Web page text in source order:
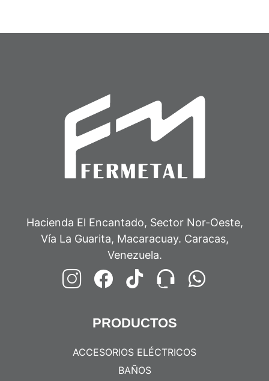
Hacienda El Encantado, Sector Nor-Oeste,
Vía La Guarita, Macaracuay. Caracas,
Venezuela.
PRODUCTOS
ACCESORIOS ELÉCTRICOS
BAÑOS